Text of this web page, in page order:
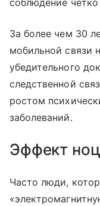
соблюдение
За более чем 30
мобильной связи
убедительного
следственной
ростом
заболеваний.
Эффект
Часто люди,